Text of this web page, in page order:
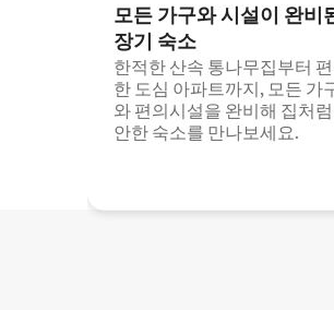
모든 가구와 시설이 완비
장기 숙소
한적한 산속 통나무집부터
한 도심 아파트까지, 모든 가
와 편의시설을 완비해 집처
안한 숙소를 만나보세요.